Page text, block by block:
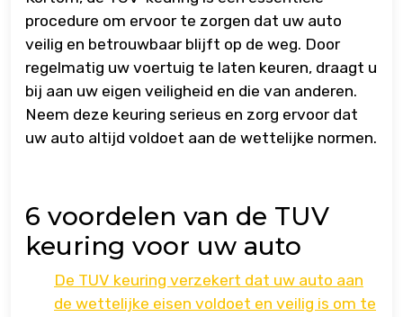
procedure om ervoor te zorgen dat uw auto
veilig en betrouwbaar blijft op de weg. Door
regelmatig uw voertuig te laten keuren, draagt u
bij aan uw eigen veiligheid en die van anderen.
Neem deze keuring serieus en zorg ervoor dat
uw auto altijd voldoet aan de wettelijke normen.
6 voordelen van de TUV
keuring voor uw auto
De TUV keuring verzekert dat uw auto aan
de wettelijke eisen voldoet en veilig is om te